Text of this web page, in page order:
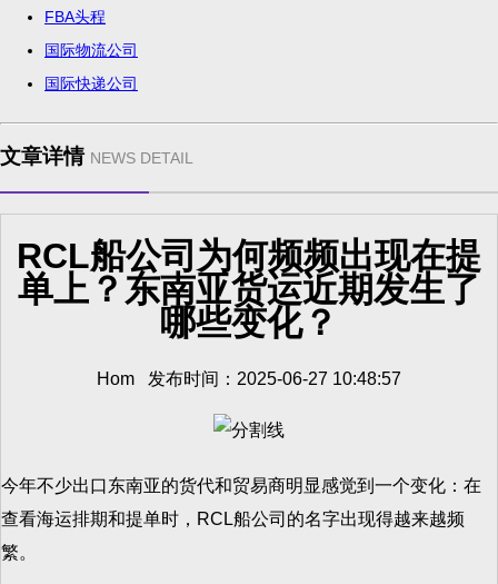
FBA头程
国际物流公司
国际快递公司
文章详情 NEWS DETAIL
RCL船公司为何频频出现在提
单上？东南亚货运近期发生了
哪些变化？
Hom 发布时间：2025-06-27 10:48:57
今年不少出口东南亚的货代和贸易商明显感觉到一个变化：在
查看海运排期和提单时，RCL船公司的名字出现得越来越频
繁。